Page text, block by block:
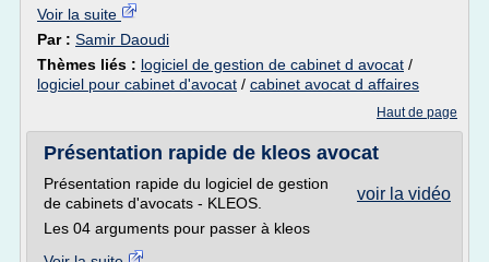
Voir la suite
Par : Samir Daoudi
Thèmes liés : logiciel de gestion de cabinet d avocat /
logiciel pour cabinet d'avocat / cabinet avocat d affaires
Haut de page
Présentation rapide de kleos avocat
voir la vidéo
Présentation rapide du logiciel de gestion
de cabinets d'avocats - KLEOS.
Les 04 arguments pour passer à kleos